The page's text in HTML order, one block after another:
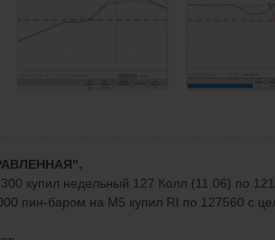
купил недельный 127 Колл (11.06) по
пин-баром на М5 купил RI по 127560 с